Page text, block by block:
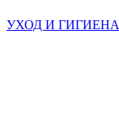
УХОД И ГИГИЕНА